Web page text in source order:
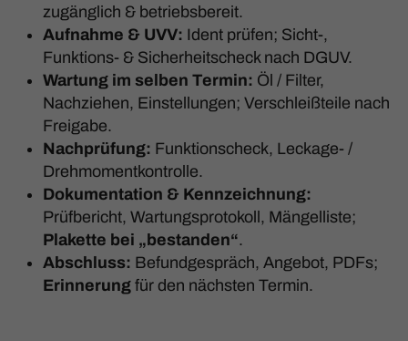
zugänglich & betriebsbereit.
Aufnahme & UVV: Ident prüfen; Sicht-,
Funktions- & Sicherheitscheck nach DGUV.
Wartung im selben Termin: Öl / Filter,
Nachziehen, Einstellungen; Verschleißteile nach
Freigabe.
Nachprüfung: Funktionscheck, Leckage- /
Drehmomentkontrolle.
Dokumentation & Kennzeichnung:
Prüfbericht, Wartungsprotokoll, Mängelliste;
Plakette bei „bestanden“.
Abschluss: Befundgespräch, Angebot, PDFs;
Erinnerung für den nächsten Termin.